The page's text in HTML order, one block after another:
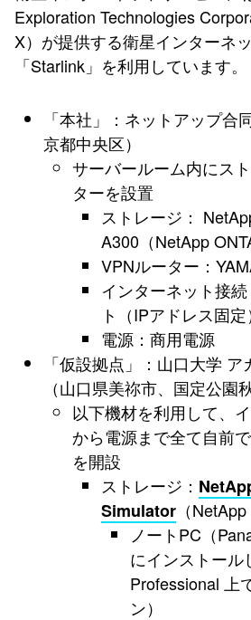
Exploration Technologies
X）が提供する衛星インターネ
「Starlink」を利用しています。
「本社」：ネットアップ合
京都中央区）
サーバールーム内にス
ターを設置
ストレージ：
A300（NetApp
VPNルーター：
インターネット接
ト（IPアドレス固定
電源：商用電源
「仮設拠点」：山口大学
（山口県美祢市、国定公園
以下機材を利用して、
から電源まで全て自前
を開設
ストレージ：
Simulator （
ノートPC（
にインストール
Professional 上
ン）